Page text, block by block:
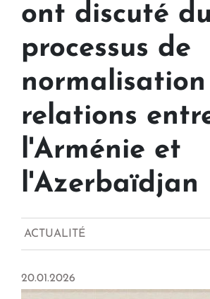
ont discuté du
processus de
normalisation
relations
l'Arménie et
l'Azerbaïdjan
ACTUALITÉ
20.01.2026